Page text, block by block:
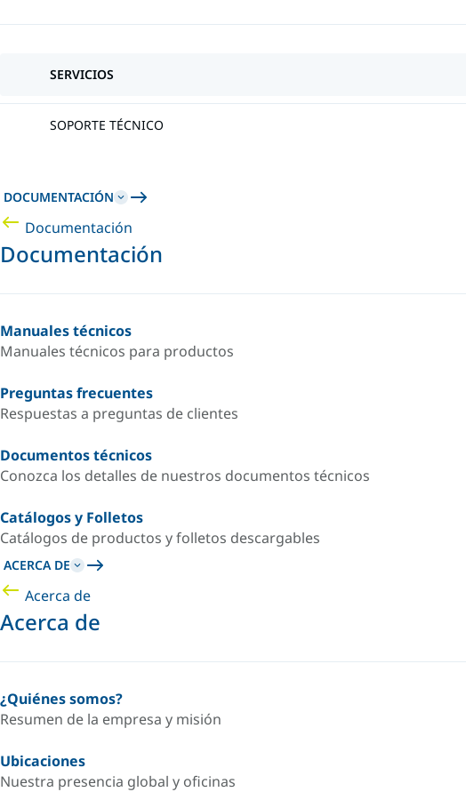
SERVICIOS
SOPORTE TÉCNICO
DOCUMENTACIÓN
Documentación
Documentación
Manuales técnicos
Manuales técnicos para productos
Preguntas frecuentes
Respuestas a preguntas de clientes
Documentos técnicos
Conozca los detalles de nuestros documentos técnicos
Catálogos y Folletos
Catálogos de productos y folletos descargables
ACERCA DE
Acerca de
Acerca de
¿Quiénes somos?
Resumen de la empresa y misión
Ubicaciones
Nuestra presencia global y oficinas